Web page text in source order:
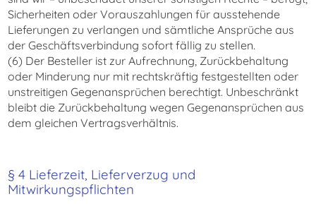
Sicherheiten oder Vorauszahlungen für ausstehende
Lieferungen zu verlangen und sämtliche Ansprüche aus
der Geschäftsverbindung sofort fällig zu stellen.
(6) Der Besteller ist zur Aufrechnung, Zurückbehaltung
oder Minderung nur mit rechtskräftig festgestellten oder
unstreitigen Gegenansprüchen berechtigt. Unbeschränkt
bleibt die Zurückbehaltung wegen Gegenansprüchen aus
dem gleichen Vertragsverhältnis.
§ 4 Lieferzeit, Lieferverzug und
Mitwirkungspflichten